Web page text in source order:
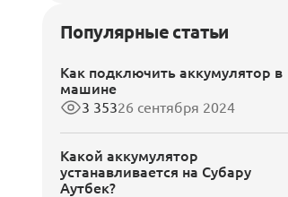
Популярные статьи
Как подключить аккумулятор в
машине
3 35326 сентября 2024
Какой аккумулятор
устанавливается на Субару
Аутбек?